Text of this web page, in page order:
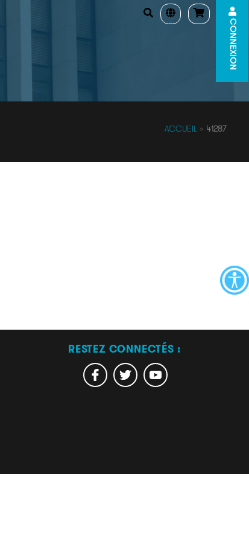
CONNEXION
ACCUEIL» 41287
RESTEZ CONNECTÉS :